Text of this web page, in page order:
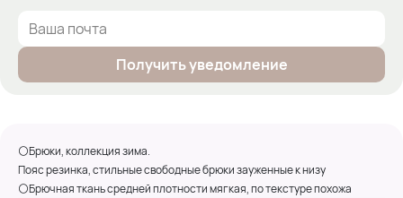
Получить уведомление
⚪Брюки, коллекция зима.
Пояс резинка, стильные свободные брюки зауженные к низу
⚪Брючная ткань средней плотности мягкая, по текстуре похожа